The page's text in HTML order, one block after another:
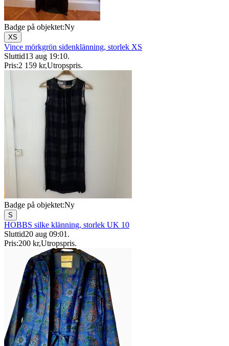
Badge på objektet:Ny
XS
Vince mörkgrön sidenklänning, storlek XS
Sluttid13 aug 19:10.
Pris:2 159 kr,Utropspris.
Badge på objektet:Ny
S
HOBBS silke klänning, storlek UK 10
Sluttid20 aug 09:01 .
Pris:200 kr,Utropspris.